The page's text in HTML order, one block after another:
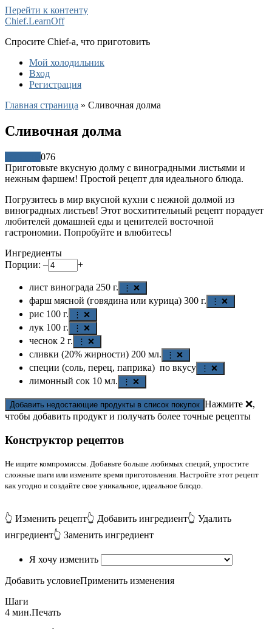
Перейти к контенту
Chief.LearnOff
Спросите Chief-а, что приготовить
Мой холодильник
Вход
Регистрация
Главная страница » Сливочная долма
Сливочная долма
076
Приготовьте вкусную долму с виноградными листьями и
нежным фаршем! Простой рецепт для идеального блюда.
Погрузитесь в мир вкусной кухни с нежной долмой из
виноградных листьев! Этот восхитительный рецепт порадует
любителей домашней еды и ценителей восточной
гастрономии. Попробуйте и влюбитесь!
Ингредиенты
Порции: – +
лист винограда 250 г. ⋮ ❌
фарш мясной (говядина или курица) 300 г. ⋮ ❌
рис 100 г. ⋮ ❌
лук 100 г. ⋮ ❌
чеснок 2 г. ⋮ ❌
сливки (20% жирности) 200 мл. ⋮ ❌
специи (соль, перец, паприка) по вкусу ⋮ ❌
лимонный сок 10 мл. ⋮ ❌
Добавить недостающие продукты в список покупок Нажмите ❌,
чтобы добавить продукт и получать более точные рецепты
Конструктор рецептов
Не ищите компромиссы. Добавьте больше любимых специй, упростите
сложные шаги или измените время приготовления. Настройте этот рецепт
как угодно и создайте свое уникальное, идеальное блюдо.
👆 Изменить рецепт👆 Добавить ингредиент👆 Удалить
ингредиент👆 Заменить ингредиент
Я хочу изменить
Добавить условиеПрименить изменения
Шаги
4 мин.Печать